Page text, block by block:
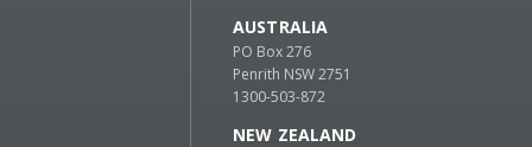
AUSTRALIA
PO Box 276
Penrith NSW 2751
1300-503-872
NEW ZEALAND